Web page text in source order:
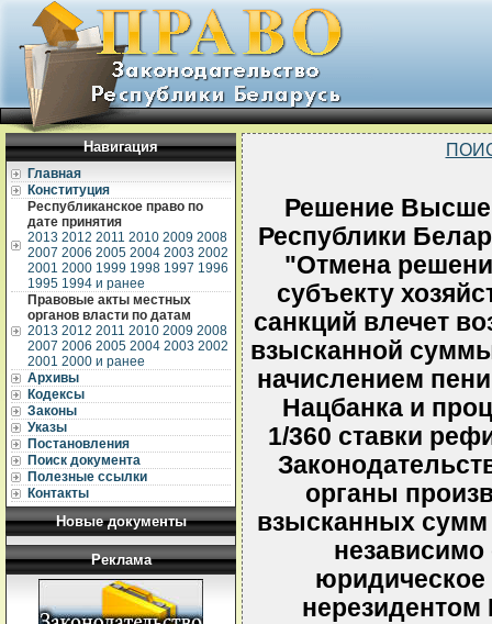
Навигация
Главная
Конституция
Республиканское право по
дате принятия
2013 2012 2011 2010 2009 2008
2007 2006 2005 2004 2003 2002
2001 2000 1999 1998 1997 1996
1995 1994 и ранее
Правовые акты местных
органов власти по датам
2013 2012 2011 2010 2009 2008
2007 2006 2005 2004 2003 2002
2001 2000 и ранее
Архивы
Кодексы
Законы
Указы
Постановления
Поиск документа
Полезные ссылки
Контакты
Новые документы
Реклама
Решение
Республики
"Отмена
субъекту
санкций влечет
взысканной
начислением
Нацбанка и
1/360 ставки
органы
взысканных сумм
независимо
юридическое
нерезидентом